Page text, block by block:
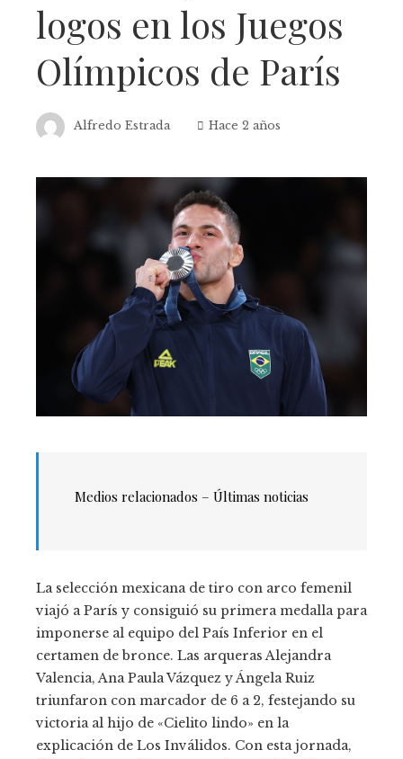
logos en los Juegos
Olímpicos de París
Alfredo Estrada Hace 2 años
Medios relacionados – Últimas noticias
La selección mexicana de tiro con arco femenil
viajó a París y consiguió su primera medalla para
imponerse al equipo del País Inferior en el
certamen de bronce. Las arqueras Alejandra
Valencia, Ana Paula Vázquez y Ángela Ruiz
triunfaron con marcador de 6 a 2, festejando su
victoria al hijo de «Cielito lindo» en la
explicación de Los Inválidos. Con esta jornada,